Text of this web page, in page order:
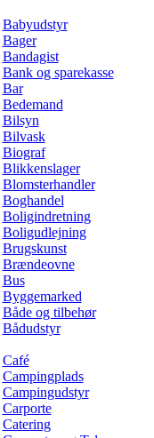
Babyudstyr
Bager
Bandagist
Bank og sparekasse
Bar
Bedemand
Bilsyn
Bilvask
Biograf
Blikkenslager
Blomsterhandler
Boghandel
Boligindretning
Boligudlejning
Brugskunst
Brændeovne
Bus
Byggemarked
Både og tilbehør
Bådudstyr
Café
Campingplads
Campingudstyr
Carporte
Catering